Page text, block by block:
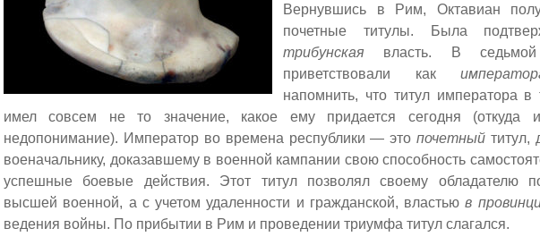
Вернувшись в Рим, Октавиан
почетные титулы. Была
трибунская власть. В
приветствовали как
напомнить, что титул императора в
имел совсем не то значение, какое ему придается сегодня (откуда и
недопонимание). Император во времена республики — этопочетный титул,
военачальнику, доказавшему в военной кампании свою способность
успешные боевые действия. Этот титул позволял своему обладателю
высшей военной, а с учетом удаленности и гражданской, властьюв
ведения войны. По прибытии в Рим и проведении триумфа титул слагался.